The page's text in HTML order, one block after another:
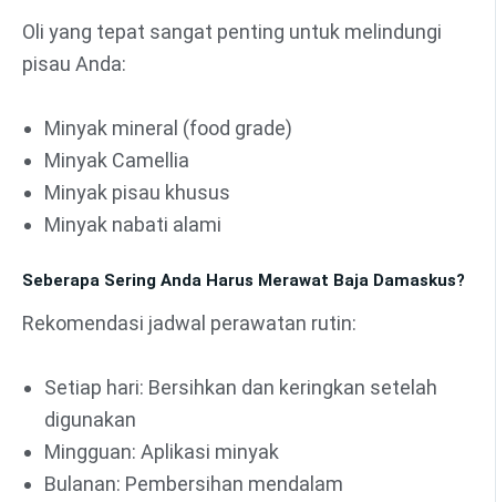
Oli yang tepat sangat penting untuk melindungi
pisau Anda:
Minyak mineral (food grade)
Minyak Camellia
Minyak pisau khusus
Minyak nabati alami
Seberapa Sering Anda Harus Merawat Baja Damaskus?
Rekomendasi jadwal perawatan rutin:
Setiap hari: Bersihkan dan keringkan setelah
digunakan
Mingguan: Aplikasi minyak
Bulanan: Pembersihan mendalam